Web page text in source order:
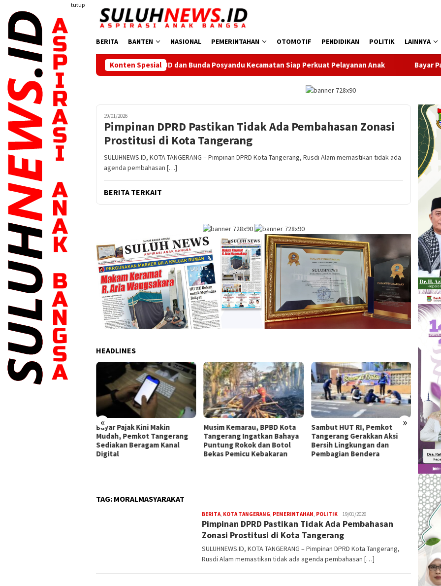
konten
tutup
BERITA BANTEN NASIONAL PEMERINTAHAN OTOMOTIF PENDIDIKAN POLITIK LAINNYA
Konten Spesial
TP PKK, Bunda PAUD dan Bunda Posyandu Kecamatan Siap Perkuat Pelayanan Anak Bayar Pajak Kini Makin
19/01/2026
Pimpinan DPRD Pastikan Tidak Ada Pembahasan Zonasi
Prostitusi di Kota Tangerang
SULUHNEWS.ID, KOTA TANGERANG – Pimpinan DPRD Kota Tangerang, Rusdi Alam memastikan tidak ada
agenda pembahasan […]
BERITA TERKAIT
HEADLINES
« »
Bayar Pajak Kini Makin
Mudah, Pemkot Tangerang
Sediakan Beragam Kanal
Digital
Musim Kemarau, BPBD Kota
Tangerang Ingatkan Bahaya
Puntung Rokok dan Botol
Bekas Pemicu Kebakaran
Sambut HUT RI, Pemkot
Tangerang Gerakkan Aksi
Bersih Lingkungan dan
Pembagian Bendera
Plh.
Aktif
TAG: MORALMASYARAKAT
BERITA, KOTA TANGERANG, PEMERINTAHAN, POLITIK W4nt0
19/01/2026
Pimpinan DPRD Pastikan Tidak Ada Pembahasan
Zonasi Prostitusi di Kota Tangerang
SULUHNEWS.ID, KOTA TANGERANG – Pimpinan DPRD Kota Tangerang,
Rusdi Alam memastikan tidak ada agenda pembahasan […]